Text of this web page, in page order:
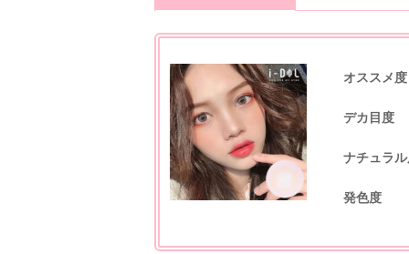
オススメ度
デカ目度
ナチュラ
発色度